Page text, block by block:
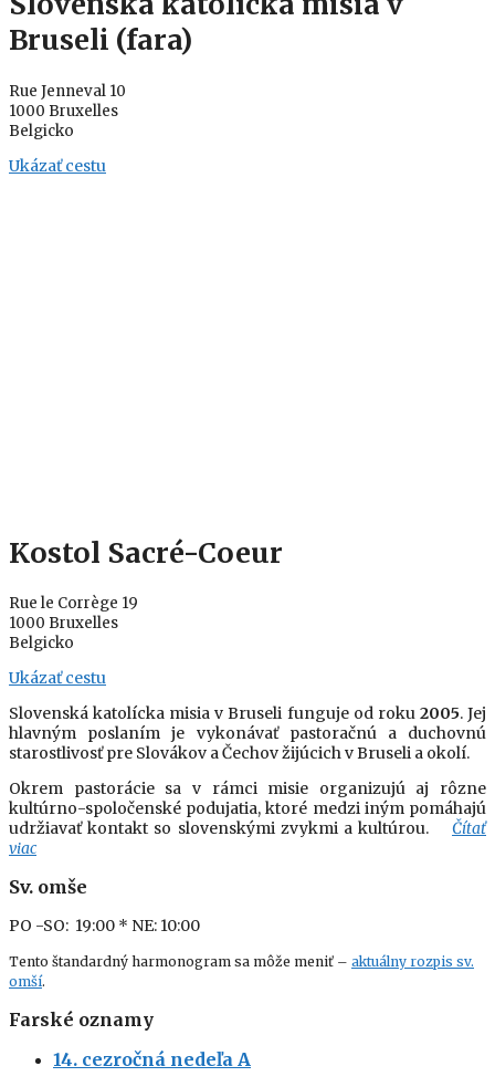
Bruseli (fara)
Rue Jenneval 10
1000 Bruxelles
Belgicko
Ukázať cestu
Kostol Sacré-Coeur
Rue le Corrège 19
1000 Bruxelles
Belgicko
Ukázať cestu
Slovenská katolícka misia v Bruseli funguje od roku 2005. Jej
hlavným poslaním je vykonávať pastoračnú a duchovnú
starostlivosť pre Slovákov a Čechov žijúcich v Bruseli a okolí.
Okrem pastorácie sa v rámci misie organizujú aj rôzne
kultúrno-spoločenské podujatia, ktoré medzi iným pomáhajú
udržiavať kontakt so slovenskými zvykmi a kultúrou. Čítať
viac
Sv. omše
PO -SO: 19:00 * NE: 10:00
Tento štandardný harmonogram sa môže meniť – aktuálny rozpis sv.
omší.
Farské oznamy
14. cezročná nedeľa A